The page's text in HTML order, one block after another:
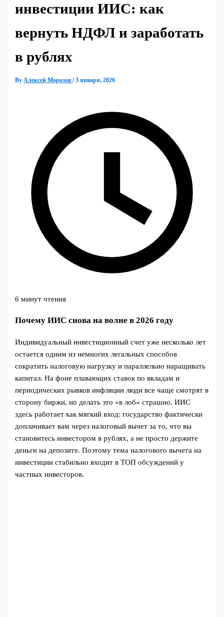
инвестиции ИИС: как
вернуть НДФЛ и заработать
в рублях
ByАлексей Морозов/3 января, 2026
6 минут чтения
Почему ИИС снова на волне в 2026 году
Индивидуальный инвестиционный счет уже несколько лет
остается одним из немногих легальных способов
сократить налоговую нагрузку и параллельно наращивать
капитал. На фоне плавающих ставок по вкладам и
периодических рывков инфляции люди все чаще смотрят в
сторону биржи, но делать это «в лоб» страшно. ИИС
здесь работает как мягкий вход: государство фактически
доплачивает вам через налоговый вычет за то, что вы
становитесь инвестором в рублях, а не просто держите
деньги на депозите. Поэтому тема налогового вычета на
инвестиции стабильно входит в ТОП обсуждений у
частных инвесторов.